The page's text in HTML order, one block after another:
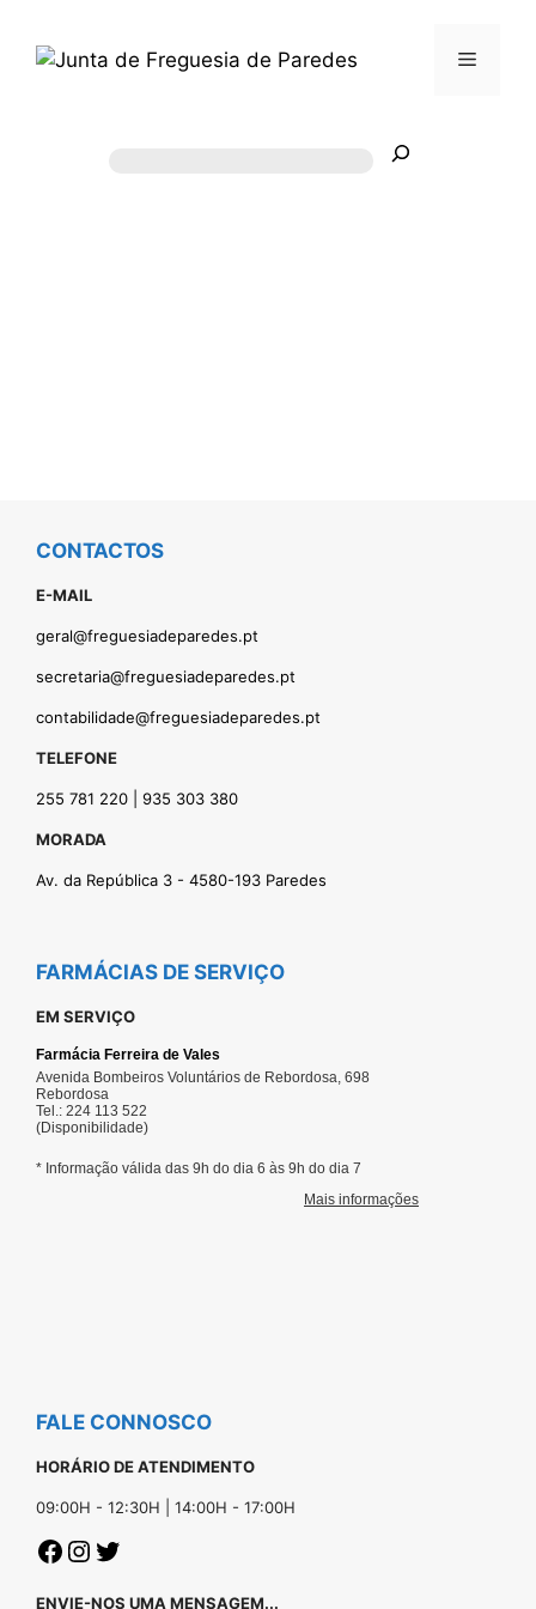
CONTACTOS
E-MAIL
geral@freguesiadeparedes.pt
secretaria@freguesiadeparedes.pt
contabilidade@freguesiadeparedes.pt
TELEFONE
255 781 220 | 935 303 380
MORADA
Av. da República 3 - 4580-193 Paredes
FARMÁCIAS DE SERVIÇO
EM SERVIÇO
FALE CONNOSCO
HORÁRIO DE ATENDIMENTO
09:00H - 12:30H | 14:00H - 17:00H
ENVIE-NOS UMA MENSAGEM...